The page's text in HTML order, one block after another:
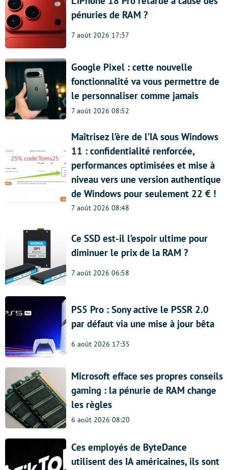
pénuries de RAM ?
7 août 2026 17:37
Google Pixel : cette nouvelle
fonctionnalité va vous permettre de
le personnaliser comme jamais
7 août 2026 08:52
Maîtrisez l’ère de l’IA sous Windows
11 : confidentialité renforcée,
performances optimisées et mise à
niveau vers une version authentique
de Windows pour seulement 22 € !
7 août 2026 08:48
Ce SSD est-il l’espoir ultime pour
diminuer le prix de la RAM ?
7 août 2026 06:58
PS5 Pro : Sony active le PSSR 2.0
par défaut via une mise à jour bêta
6 août 2026 17:35
Microsoft efface ses propres conseils
gaming : la pénurie de RAM change
les règles
6 août 2026 08:20
Ces employés de ByteDance
utilisent des IA américaines, ils sont